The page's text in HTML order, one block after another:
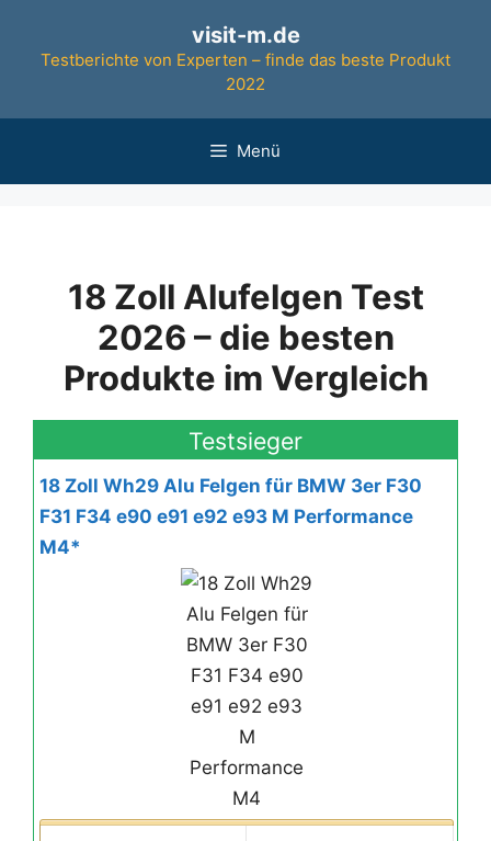
springen
visit-m.de
Testberichte von Experten – finde das beste Produkt
2022
Menü
18 Zoll Alufelgen Test
2026 – die besten
Produkte im Vergleich
Testsieger
18 Zoll Wh29 Alu Felgen für BMW 3er F30
F31 F34 e90 e91 e92 e93 M Performance
M4*